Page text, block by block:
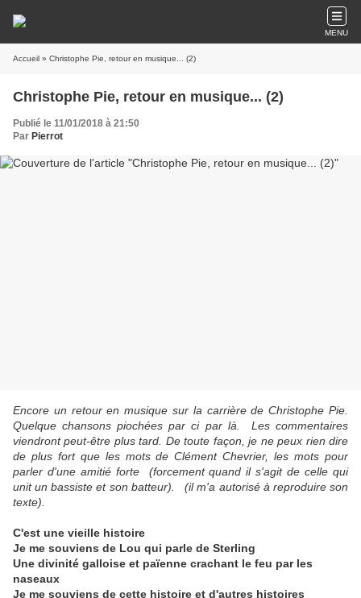
MENU
Accueil » Christophe Pie, retour en musique... (2)
Christophe Pie, retour en musique... (2)
Publié le 11/01/2018 à 21:50
Par Pierrot
Encore un retour en musique sur la carrière de Christophe Pie.
Quelque chansons piochées par ci par là. Les commentaires
viendront peut-être plus tard. De toute façon, je ne peux rien dire
de plus fort que les mots de Clément Chevrier, les mots pour
parler d'une amitié forte (forcement quand il s'agit de celle qui
unit un bassiste et son batteur). (il m'a autorisé à reproduire son
texte).
C'est une vieille histoire
Je me souviens de Lou qui parle de Sterling
Une divinité galloise et païenne crachant le feu par les
naseaux
Je me souviens de cette histoire et d'autres histoires